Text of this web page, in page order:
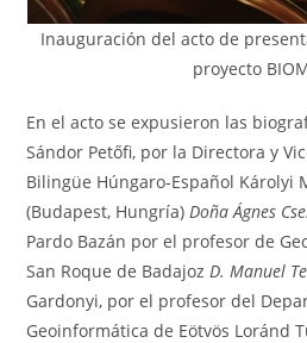
Inauguración del acto de
proyecto
En el acto se expusieron las
Sándor Petőfi, por la Directora y
Bilingüe Húngaro-Español Károlyi
(Budapest, Hungría)Doña Ágnes
Pardo Bazán por el profesor de
San Roque de BadajozD. Manuel
Gardonyi, por el profesor del
Geoinformática de Eötvös Loránd